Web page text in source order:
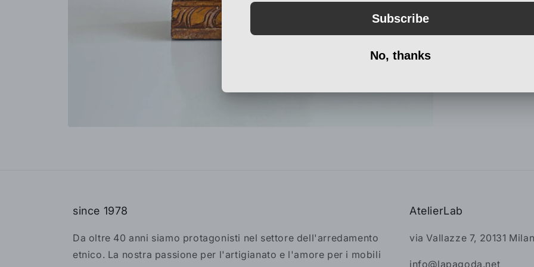
since 1978
Da oltre 40 anni siamo protagonisti nel settore dell'arredamento
etnico. La nostra passione per l'artigianato e l'amore per i mobili
AtelierLab
via Vallazze 7, 20131
info@lapagoda.net